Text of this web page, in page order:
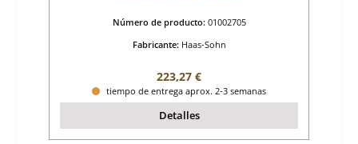
Número de producto: 01002705
Fabricante: Haas-Sohn
Precio normal:
223,27 €
tiempo de entrega aprox. 2-3 semanas
Detalles